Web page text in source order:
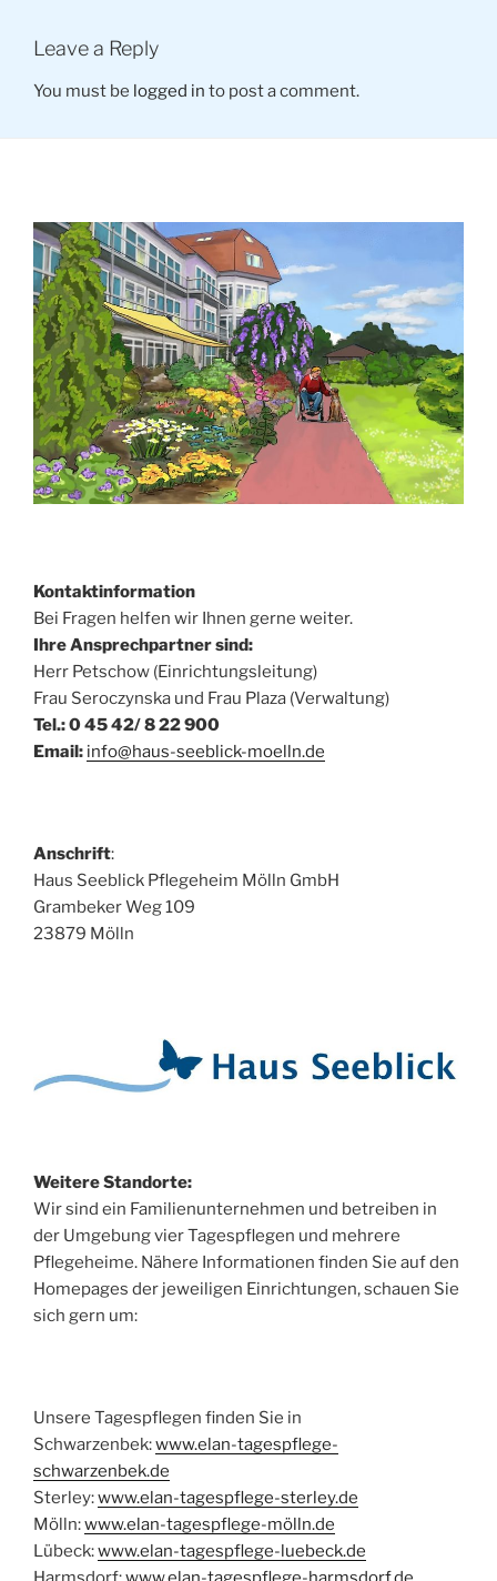
Leave a Reply
You must be logged in to post a comment.
Kontaktinformation
Bei Fragen helfen wir Ihnen gerne weiter.
Ihre Ansprechpartner sind:
Herr Petschow (Einrichtungsleitung)
Frau Seroczynska und Frau Plaza (Verwaltung)
Tel.: 0 45 42/ 8 22 900
Email: info@haus-seeblick-moelln.de
Anschrift:
Haus Seeblick Pflegeheim Mölln GmbH
Grambeker Weg 109
23879 Mölln
Weitere Standorte:
Wir sind ein Familienunternehmen und betreiben in
der Umgebung vier Tagespflegen und mehrere
Pflegeheime. Nähere Informationen finden Sie auf den
Homepages der jeweiligen Einrichtungen, schauen Sie
sich gern um:
Unsere Tagespflegen finden Sie in
Schwarzenbek:www.elan-tagespflege-
schwarzenbek.de
Sterley:www.elan-tagespflege-sterley.de
Mölln:www.elan-tagespflege-mölln.de
Lübeck:www.elan-tagespflege-luebeck.de